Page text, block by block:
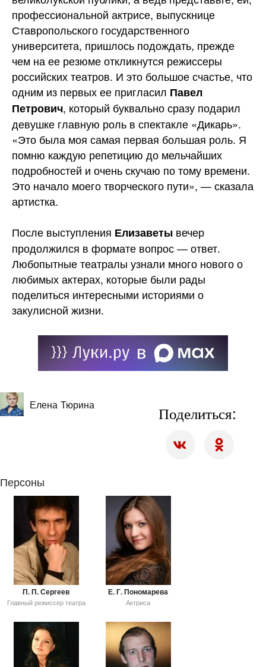
профессиональной актрисе, выпускнице
Ставропольского государственного
университета, пришлось подождать, прежде
чем на ее резюме откликнутся режиссеры
российских театров. И это большое счастье, что
одним из первых ее пригласил Павел
Петрович, который буквально сразу подарил
девушке главную роль в спектакле «Дикарь».
«Это была моя самая первая большая роль. Я
помню каждую репетицию до мельчайших
подробностей и очень скучаю по тому времени.
Это начало моего творческого пути», — сказала
артистка.
После выступления Елизаветы вечер
продолжился в формате вопрос — ответ.
Любопытные театралы узнали много нового о
любимых актерах, которые были рады
поделиться интересными историями о
закулисной жизни.
Елена Тюрина Поделиться:
Персоны
П. П. Сергеев
Главный режиссер театра
Е. Г. Пономарева
Актриса